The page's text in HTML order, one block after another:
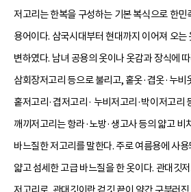
저고리는 한복을 구성하는 기본 복식으로 한민
용어이다. 삼국시대부터 현대까지 이어져 오는
변하였다. 남녀 공용의 옷이나 옷감과 장식에
삼회장저고리 등으로 불리고, 홑옷·겹옷·누비
홑저고리·겹저고리· 누비저고리·박이저고리
깨끼저고리는 항라·노방·생고사 등의 얇고 비
바느질한 저고리를 말한다. 주로 여름용에 사
얇고 섬세한 고급 바느질을 한 옷이다. 관대깃